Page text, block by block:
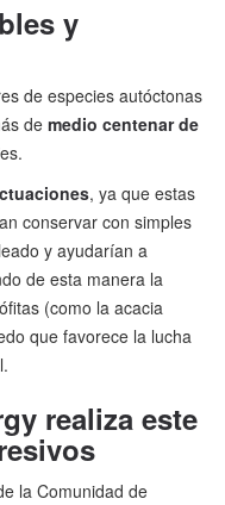
y
de especies autóctonas
de medio centenar de
, ya que estas
conservar con simples
y ayudarían a
de esta manera la
(como la acacia
que favorece la lucha
realiza este
la Comunidad de